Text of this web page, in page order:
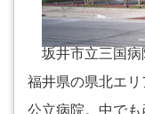
坂井市立三国病
福井県の県北エ
公立病院。中で